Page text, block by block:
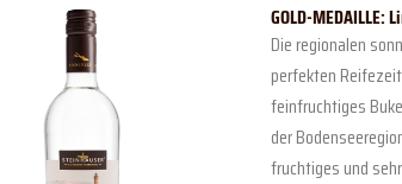
GOLD-MEDAILLE:
Die regionalen
perfekten
feinfruchtiges
der
fruchtiges und